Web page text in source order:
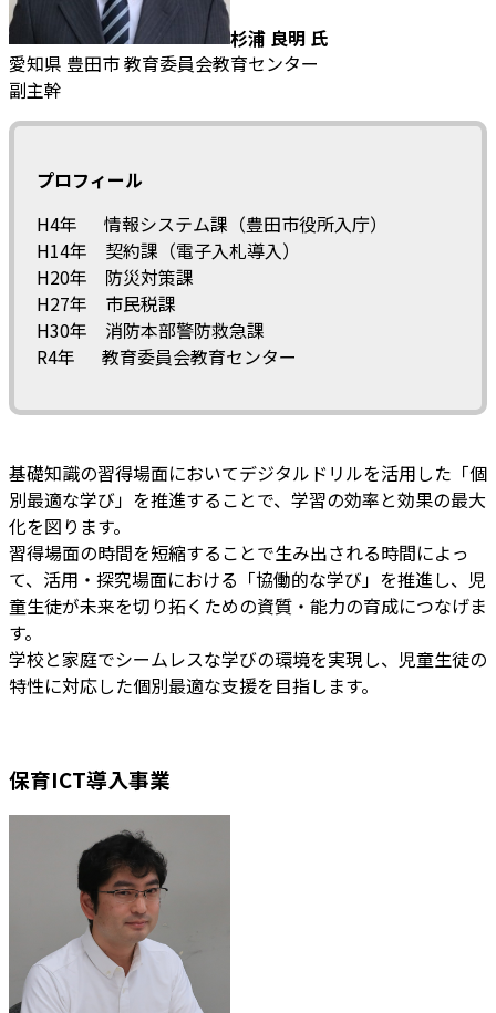
杉浦 良明 氏
愛知県 豊田市 教育委員会教育センター
副主幹
プロフィール
H4年 情報システム課（豊田市役所入庁）
H14年 契約課（電子入札導入）
H20年 防災対策課
H27年 市民税課
H30年 消防本部警防救急課
R4年 教育委員会教育センター
基礎知識の習得場面においてデジタルドリルを活用した「個
別最適な学び」を推進することで、学習の効率と効果の最大
化を図ります。
習得場面の時間を短縮することで生み出される時間によっ
て、活用・探究場面における「協働的な学び」を推進し、児
童生徒が未来を切り拓くための資質・能力の育成につなげま
す。
学校と家庭でシームレスな学びの環境を実現し、児童生徒の
特性に対応した個別最適な支援を目指します。
保育ICT導入事業